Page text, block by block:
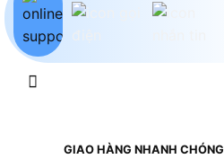
GIAO HÀNG NHANH CHÓNG